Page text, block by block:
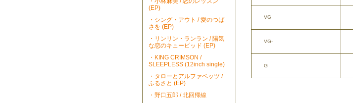
(EP)
・シング・アウト / 愛のつば
さを (EP)
・リンリン・ランラン / 陽気
な恋のキューピッド (EP)
・KING CRIMSON /
SLEEPLESS (12inch single)
・タローとアルファベッツ /
ふるさと (EP)
・野口五郎 / 北回帰線
VG
VG-
G